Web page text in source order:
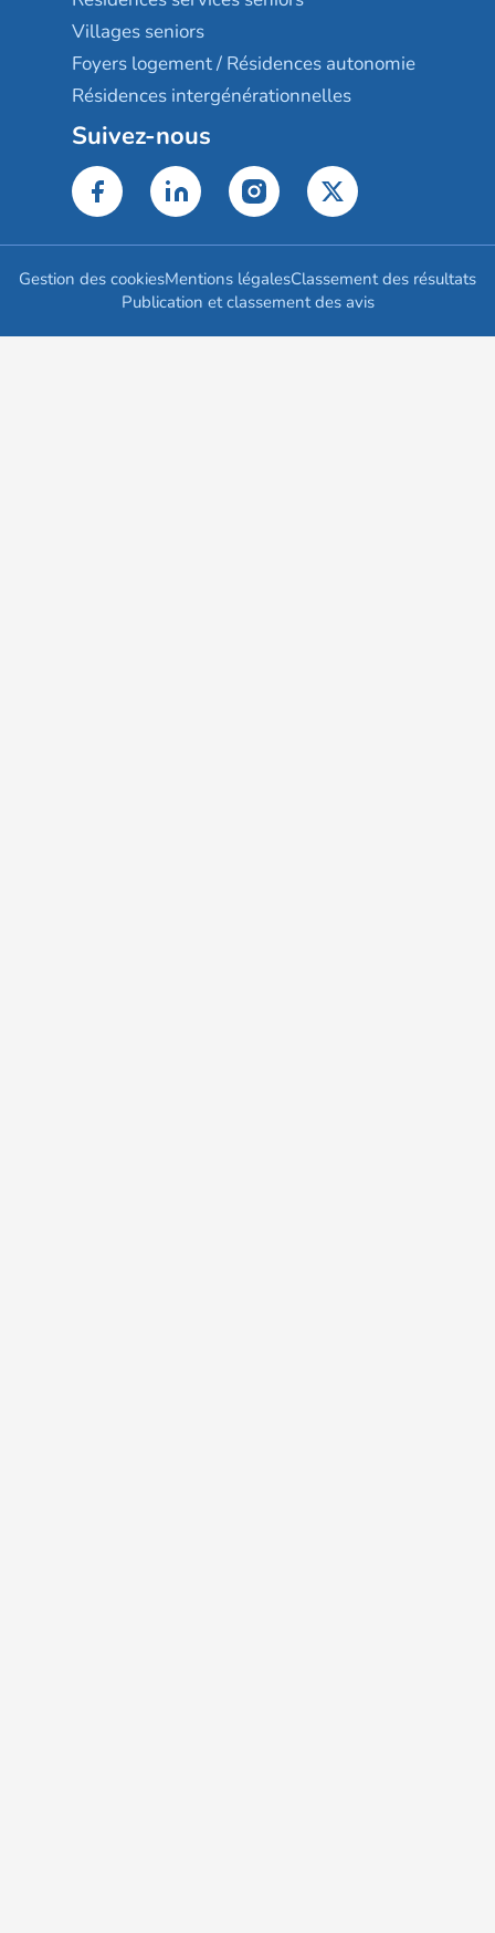
Villages seniors
Foyers logement / Résidences autonomie
Résidences intergénérationnelles
Suivez-nous
Gestion des cookiesMentions légalesClassement des résultats
Publication et classement des avis